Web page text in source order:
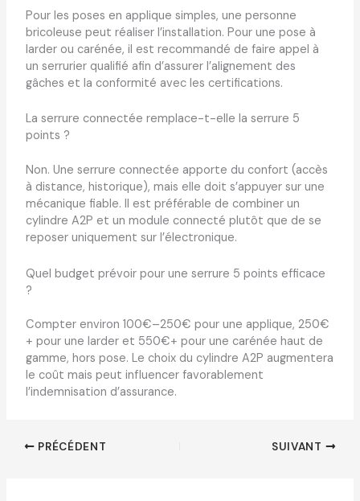
Pour les poses en applique simples, une personne
bricoleuse peut réaliser l’installation. Pour une pose à
larder ou carénée, il est recommandé de faire appel à
un serrurier qualifié afin d’assurer l’alignement des
gâches et la conformité avec les certifications.
La serrure connectée remplace-t-elle la serrure 5
points ?
Non. Une serrure connectée apporte du confort (accès
à distance, historique), mais elle doit s’appuyer sur une
mécanique fiable. Il est préférable de combiner un
cylindre A2P et un module connecté plutôt que de se
reposer uniquement sur l’électronique.
Quel budget prévoir pour une serrure 5 points efficace
?
Compter environ 100€–250€ pour une applique, 250€
+ pour une larder et 550€+ pour une carénée haut de
gamme, hors pose. Le choix du cylindre A2P augmentera
le coût mais peut influencer favorablement
l’indemnisation d’assurance.
PRÉCÉDENT SUIVANT